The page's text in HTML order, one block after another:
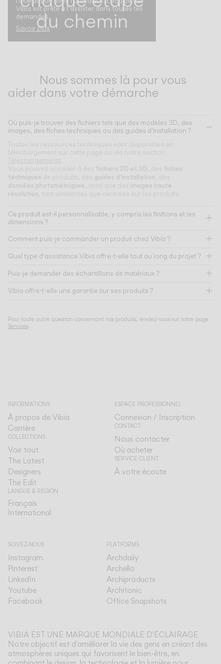
du chemin
Vibia est prête à t’assister dans toutes tes
demandes.
Savoir plus
Nous sommes là pour vous
aider dans votre démarche
Où puis-je trouver des fichiers tels que des modèles 3D, des
images, des fiches techniques ou des guides d'installation ?
Toutes les ressources techniques sont disponibles en
téléchargement sur cette page ou via notre section
Téléchargements
Vous pouvez accéder à des fichiers 2D et 3D , des fiches
techniques de produits, des guides d'installation , des
données photométriques , ainsi que des images haute
résolution , tant ambiantes que centrées sur les produits.
Ce produit est-il personnalisable, y compris les finitions et les
dimensions ?
Comment puis-je commander un produit chez Vibia ?
Quel type d'assistance Vibia offre-t-elle tout au long du projet ?
Puis-je demander des échantillons de matériaux ?
Vibia offre-t-elle une garantie sur ses produits ?
Pour toute autre question concernant nos produits, rendez-vous sur notre page
Services.
INFORMATIONS
À propos de Vibia
Carrière
COLLECTIONS
Voir tout
The Latest
Designers
The Edit
LANGUE & RÉGION
Français
International
ESPACE PROFESSIONNEL
Connexion / Inscription
CONTACT
Nous contacter
Où acheter
SERVICE CLIENT
À votre écoute
SUIVEZ-NOUS
Instagram
Pinterest
LinkedIn
Youtube
Facebook
PLATFORMS
Archdaily
Archello
Archiproducts
Architonic
Office Snapshots
VIBIA EST UNE MARQUE MONDIALE D'ÉCLAIRAGE
Notre objectif est d'améliorer la vie des gens en créant des
atmosphères uniques qui favorisent le bien-être, en